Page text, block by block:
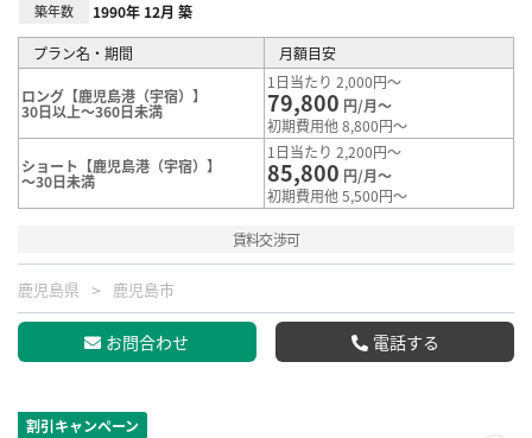
築年数 1990年 12月 築
プラン名・期間 月額目安
ロング【鹿児島港（宇宿）】
30日以上～360日未満
1日当たり 2,000円～
79,800 円/月～
初期費用他 8,800円～
ショート【鹿児島港（宇宿）】
～30日未満
1日当たり 2,200円～
85,800 円/月～
初期費用他 5,500円～
賃料交渉可
鹿児島県 鹿児島市
お問合わせ 電話する
割引キャンペーン